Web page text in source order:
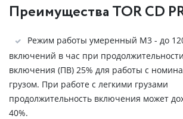
Преимущества TOR CD
Режим работы умеренный М3 - до
включений в час при продолжительности
включения (ПВ) 25% для работы с
грузом. При работе с легкими грузами
продолжительность включения может
40%.